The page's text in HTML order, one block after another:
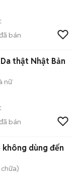
bán
thật Nhật Bản
nữ
bán
dùng đến